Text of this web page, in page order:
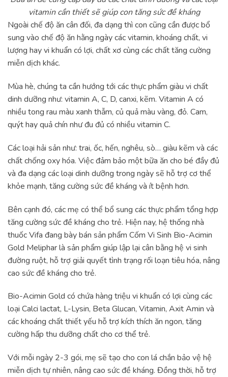
vitamin cần thiết sẽ giúp con tăng sức đề kháng
Ngoài chế độ ăn cân đối, đa dạng thì con cũng cần được bổ
sung vào chế độ ăn hằng ngày các vitamin, khoáng chất, vi
lượng hay vi khuẩn có lợi, chất xơ cùng các chất tăng cường
miễn dịch khác.
Mùa hè, chúng ta cần hướng tới các thực phẩm giàu vi chất
dinh dưỡng như: vitamin A, C, D, canxi, kẽm. Vitamin A có
nhiều tong rau màu xanh thẫm, củ quả màu vàng, đỏ. Cam,
quýt hay quả chín như đu đủ có nhiều vitamin C.
Các loại hải sản như: trai, ốc, hến, nghêu, sò… giàu kẽm và các
chất chống oxy hóa. Việc đảm bảo một bữa ăn cho bé đầy đủ
và đa dạng các loại dinh dưỡng trong ngày sẽ hỗ trợ cơ thể
khỏe mạnh, tăng cường sức đề kháng và ít bệnh hơn.
Bên cạnh đó, các mẹ có thể bổ sung các thực phẩm tổng hợp
tăng cường sức đề kháng cho trẻ. Hiện nay, hệ thống nhà
thuốc Vifa đang bày bán sản phẩm Cốm Vi Sinh Bio-Acimin
Gold Meliphar là sản phẩm giúp lập lại cân bằng hệ vi sinh
đường ruột, hỗ trợ giải quyết tình trạng rối loạn tiêu hóa, nâng
cao sức đề kháng cho trẻ.
Bio-Acimin Gold có chứa hàng triệu vi khuẩn có lợi cùng các
loại Calci lactat, L-Lysin, Beta Glucan, Vitamin, Axit Amin và
các khoáng chất thiết yếu hỗ trợ kích thích ăn ngon, tăng
cường hấp thu dưỡng chất cho cơ thể trẻ.
Với mỗi ngày 2-3 gói, mẹ sẽ tạo cho con lá chắn bảo vệ hệ
miễn dịch tự nhiên, nâng cao sức đề kháng. Đồng thời, hỗ trợ